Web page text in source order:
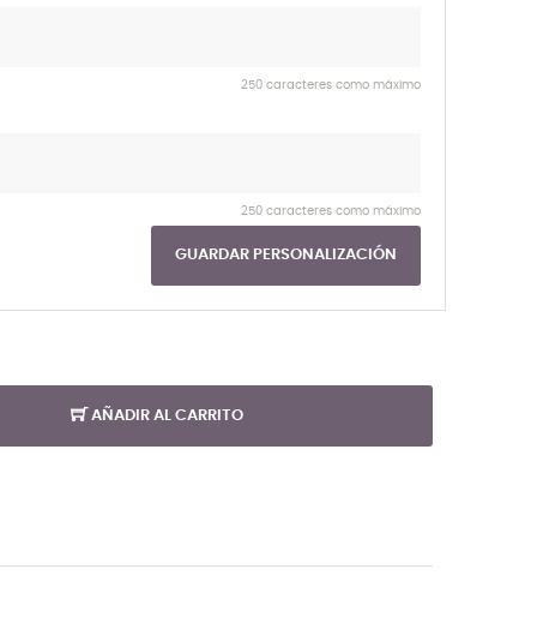
250 caracteres como máximo
250 caracteres como máximo
GUARDAR PERSONALIZACIÓN
AÑADIR AL CARRITO